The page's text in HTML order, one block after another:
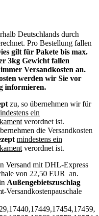
Deutschlands durch
Pro Bestellung fallen
gilt für Pakete bis max.
3kg Gewicht fallen
Versandkosten an.
werden wir Sie vor
informieren.
zu, so übernehmen wir für
ein
verordnet ist.
die Versandkosten
mindestens ein
verordnet ist.
Versand mit DHL-Express
von 22,50 EUR an.
Außengebietszuschlag
Versandkostenpauschale